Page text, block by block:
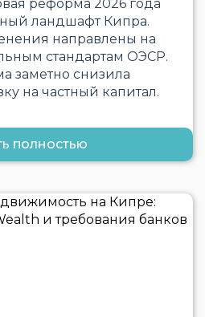
реформа 2026 года
ландшафт Кипра.
направлены на
стандартам ОЭСР.
заметно снизила
на частный капитал.
полностью